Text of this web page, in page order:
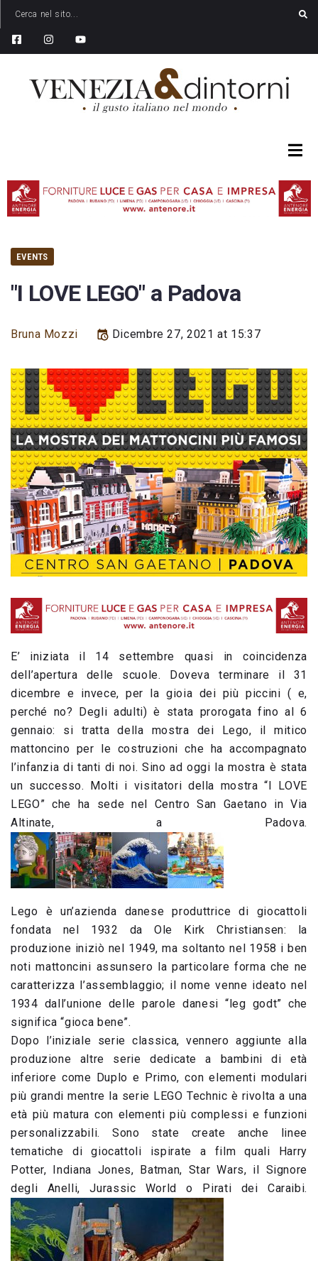
EVENTS
"I LOVE LEGO" a Padova
Bruna Mozzi Dicembre 27, 2021 at 15:37
E’ iniziata il 14 settembre quasi in coincidenza
dell’apertura delle scuole. Doveva terminare il 31
dicembre e invece, per la gioia dei più piccini ( e,
perché no? Degli adulti) è stata prorogata fino al 6
gennaio: si tratta della mostra dei Lego, il mitico
mattoncino per le costruzioni che ha accompagnato
l’infanzia di tanti di noi. Sino ad oggi la mostra è stata
un successo. Molti i visitatori della mostra “I LOVE
LEGO” che ha sede nel Centro San Gaetano in Via
Altinate, a Padova.
Lego è un’azienda danese produttrice di giocattoli
fondata nel 1932 da Ole Kirk Christiansen: la
produzione iniziò nel 1949, ma soltanto nel 1958 i ben
noti mattoncini assunsero la particolare forma che ne
caratterizza l’assemblaggio; il nome venne ideato nel
1934 dall’unione delle parole danesi “leg godt” che
significa “gioca bene”.
Dopo l’iniziale serie classica, vennero aggiunte alla
produzione altre serie dedicate a bambini di età
inferiore come Duplo e Primo, con elementi modulari
più grandi mentre la serie LEGO Technic è rivolta a una
età più matura con elementi più complessi e funzioni
personalizzabili. Sono state create anche linee
tematiche di giocattoli ispirate a film quali Harry
Potter, Indiana Jones, Batman, Star Wars, il Signore
degli Anelli, Jurassic World o Pirati dei Caraibi.